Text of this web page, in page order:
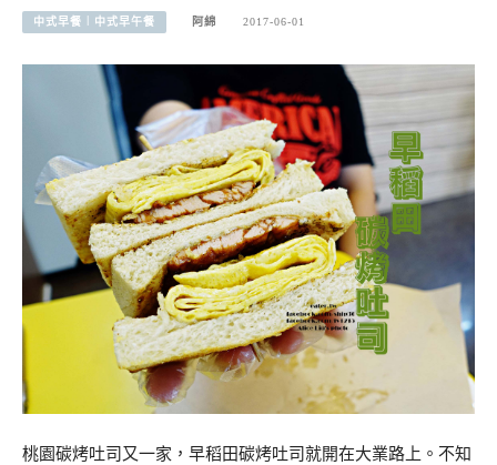
中式早餐︱中式早午餐 阿綿 2017-06-01
桃園碳烤吐司又一家，早稻田碳烤吐司就開在大業路上。不知